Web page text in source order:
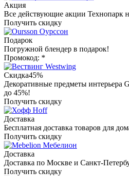
Акция
Все действующие акции Технопарк
Получить скидку
Оурссон
Подарок
Погружной блендер в подарок!
Промокод: *
Westwing
Скидка45%
Декоративные предметы интерьера
до 45%!
Получить скидку
Hoff
Доставка
Бесплатная доставка товаров для
Получить скидку
Мебелион
Доставка
Доставка по Москве и Санкт-
Получить скидку